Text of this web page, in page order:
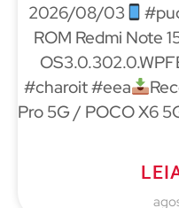
2026/08/03
ROM Redmi Note
#charoit #eea
Pro 5G / POCO X6